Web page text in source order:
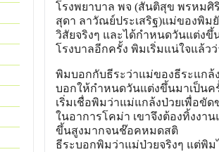
โรงพยาบาล พจ (สันติสุข พรหมศิ
สุดา ลาวัณย์ประเสริฐ)แม่ของพิม
วิสัยจริงๆ และได้กำหนดวันแต่งขึ้
โรงบาลอีกครั้ง พิมเริ่มแน่ใจแล้ว
พิมบอกกับธีระว่าแม่ของธีระแกล้
บอกให้กำหนดวันแต่งขึ้นมาเป็นค
เริ่มเชื่อพิมว่าแม่แกล้งป่วยเพื่อขั
ในอาการโคม่า เขาจึงต้องทิ้งงา
ขึ้นสูงมากจนช๊อคหมดสติ
ธีระบอกพิมว่าแม่ป่วยจริงๆ แต่พิ